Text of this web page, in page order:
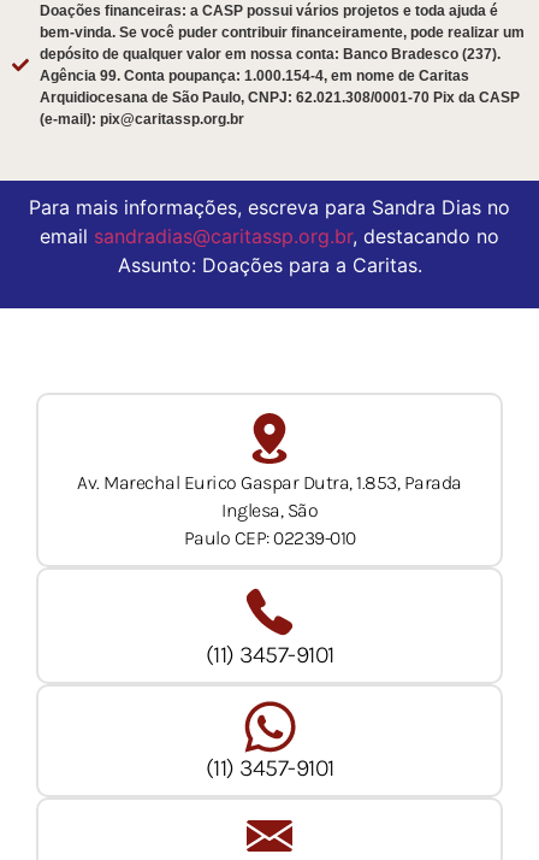
Doações financeiras: a CASP possui vários projetos e toda ajuda é
bem-vinda. Se você puder contribuir financeiramente, pode realizar um
depósito de qualquer valor em nossa conta: Banco Bradesco (237).
Agência 99. Conta poupança: 1.000.154-4, em nome de Caritas
Arquidiocesana de São Paulo, CNPJ: 62.021.308/0001-70 Pix da CASP
(e-mail): pix@caritassp.org.br
Para mais informações, escreva para Sandra Dias no
email sandradias@caritassp.org.br, destacando no
Assunto: Doações para a Caritas.
Av. Marechal Eurico Gaspar Dutra, 1.853, Parada
Inglesa, São
Paulo CEP: 02239-010
(11) 3457-9101
(11) 3457-9101